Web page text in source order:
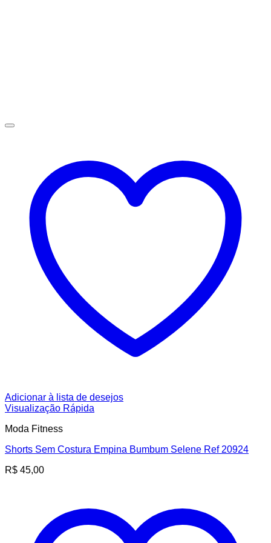
Adicionar à lista de desejos
Visualização Rápida
Moda Fitness
Shorts Sem Costura Empina Bumbum Selene Ref 20924
R$ 45,00